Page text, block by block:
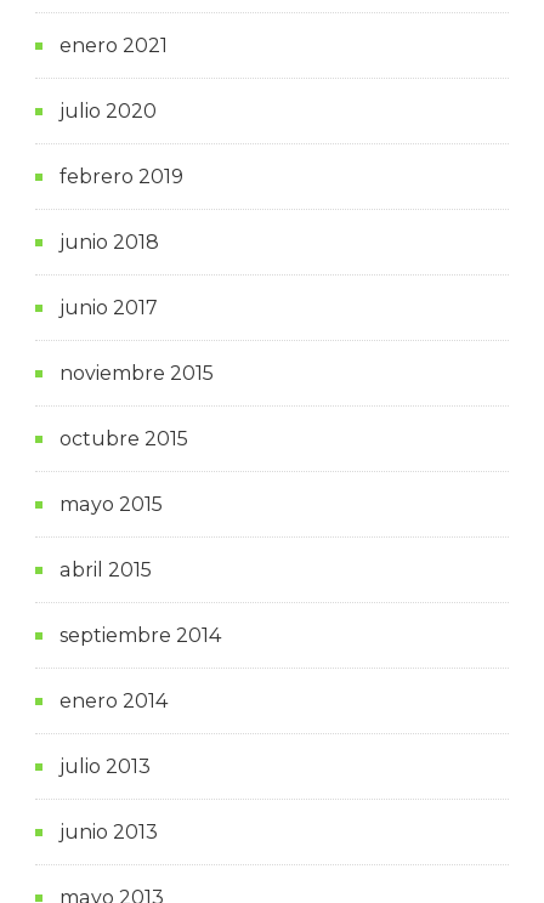
enero 2021
julio 2020
febrero 2019
junio 2018
junio 2017
noviembre 2015
octubre 2015
mayo 2015
abril 2015
septiembre 2014
enero 2014
julio 2013
junio 2013
mayo 2013